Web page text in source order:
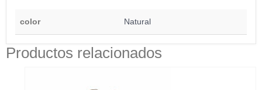
color Natural
Productos relacionados